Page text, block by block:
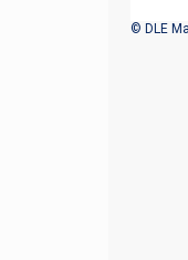
© DLE